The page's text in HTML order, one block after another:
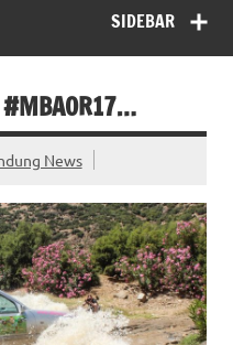
SIDEBAR
#MBAOR17…
News